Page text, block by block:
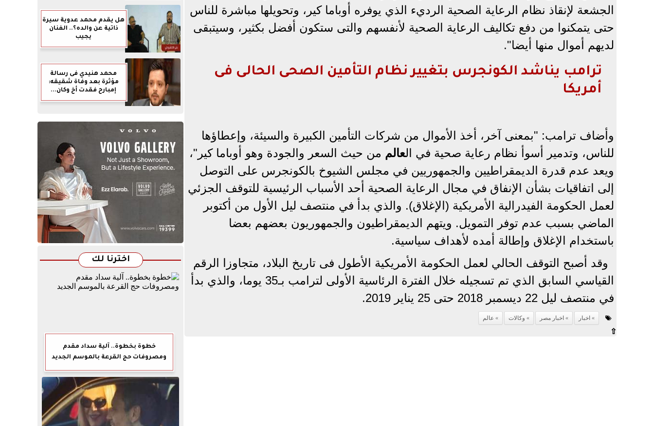
الجشعة لإنقاذ نظام الرعاية الصحية الرديء الذي يوفره أوباما كير، وتحويلها مباشرة للناس
حتى يتمكنوا من دفع تكاليف الرعاية الصحية لأنفسهم والتى ستكون أفضل بكثير، وسيتبقى
لديهم أموال منها أيضا".
ترامب يناشد الكونجرس بتغيير نظام التأمين الصحى الحالى فى
أمريكا
وأضاف ترامب: "بمعنى آخر، أخذ الأموال من شركات التأمين الكبيرة والسيئة، وإعطاؤها
للناس، وتدمير أسوأ نظام رعاية صحية في العالم من حيث السعر والجودة وهو أوباما كير"،
ويعد عدم قدرة الديمقراطيين والجمهوريين في مجلس الشيوخ بالكونجرس على التوصل
إلى اتفاقيات بشأن الإنفاق في مجال الرعاية الصحية أحد الأسباب الرئيسية للتوقف الجزئي
لعمل الحكومة الفيدرالية الأمريكية (الإغلاق). والذي بدأ في منتصف ليل الأول من أكتوبر
الماضي بسبب عدم توفر التمويل. ويتهم الديمقراطيون والجمهوريون بعضهم بعضا
باستخدام الإغلاق وإطالة أمده لأهداف سياسية.
وقد أصبح التوقف الحالي لعمل الحكومة الأمريكية الأطول فى تاريخ البلاد، متجاوزا الرقم
القياسي السابق الذي تم تسجيله خلال الفترة الرئاسية الأولى لترامب بـ35 يوما، والذي بدأ
في منتصف ليل 22 ديسمبر 2018 حتى 25 يناير 2019.
اخبار اخبار مصر وكالات عالم
⇧
هل يقدم محمد عدوية سيرة
ذاتية عن والده؟.. الفنان
يجيب
محمد هنيدي فى رسالة
مؤثرة بعد وفاة شقيقه:
إمبارح فقدت أخ وكان...
اخترنا لك
خطوة بخطوة.. آلية سداد مقدم
ومصروفات حج القرعة بالموسم الجديد